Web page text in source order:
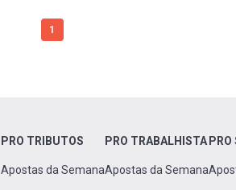
1
PRO TRIBUTOS
Apostas da Semana
PRO TRABALHISTA
Apostas da Semana
PRO